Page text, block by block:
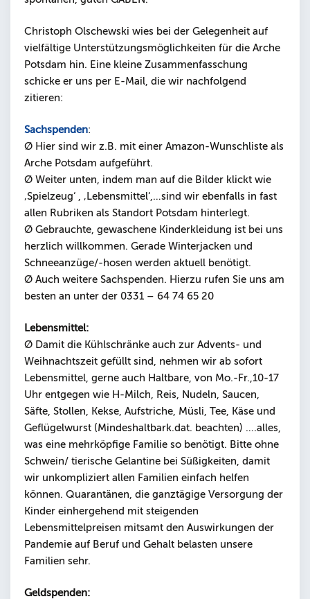
Christoph Olschewski wies bei der Gelegenheit auf
vielfältige Unterstützungsmöglichkeiten für die Arche
Potsdam hin. Eine kleine Zusammenfasschung
schicke er uns per E-Mail, die wir nachfolgend
zitieren:
Sachspenden:
Ø Hier sind wir z.B. mit einer Amazon-Wunschliste als
Arche Potsdam aufgeführt.
Ø Weiter unten, indem man auf die Bilder klickt wie
‚Spielzeug‘ , ‚Lebensmittel‘,…sind wir ebenfalls in fast
allen Rubriken als Standort Potsdam hinterlegt.
Ø Gebrauchte, gewaschene Kinderkleidung ist bei uns
herzlich willkommen. Gerade Winterjacken und
Schneeanzüge/-hosen werden aktuell benötigt.
Ø Auch weitere Sachspenden. Hierzu rufen Sie uns am
besten an unter der 0331 – 64 74 65 20
Lebensmittel:
Ø Damit die Kühlschränke auch zur Advents- und
Weihnachtszeit gefüllt sind, nehmen wir ab sofort
Lebensmittel, gerne auch Haltbare, von Mo.-Fr.,10-17
Uhr entgegen wie H-Milch, Reis, Nudeln, Saucen,
Säfte, Stollen, Kekse, Aufstriche, Müsli, Tee, Käse und
Geflügelwurst (Mindeshaltbark.dat. beachten) ….alles,
was eine mehrköpfige Familie so benötigt. Bitte ohne
Schwein/ tierische Gelantine bei Süßigkeiten, damit
wir unkompliziert allen Familien einfach helfen
können. Quarantänen, die ganztägige Versorgung der
Kinder einhergehend mit steigenden
Lebensmittelpreisen mitsamt den Auswirkungen der
Pandemie auf Beruf und Gehalt belasten unsere
Familien sehr.
Geldspenden: